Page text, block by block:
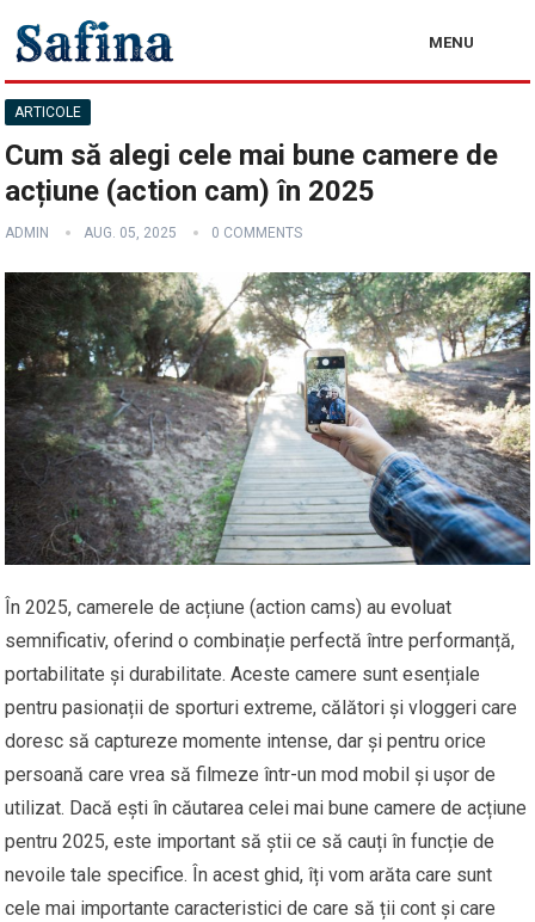
MENU
ARTICOLE
Cum să alegi cele mai bune camere de
acțiune (action cam) în 2025
ADMIN AUG. 05, 2025 0 COMMENTS
În 2025, camerele de acțiune (action cams) au evoluat
semnificativ, oferind o combinație perfectă între performanță,
portabilitate și durabilitate. Aceste camere sunt esențiale
pentru pasionații de sporturi extreme, călători și vloggeri care
doresc să captureze momente intense, dar și pentru orice
persoană care vrea să filmeze într-un mod mobil și ușor de
utilizat. Dacă ești în căutarea celei mai bune camere de acțiune
pentru 2025, este important să știi ce să cauți în funcție de
nevoile tale specifice. În acest ghid, îți vom arăta care sunt
cele mai importante caracteristici de care să ții cont și care